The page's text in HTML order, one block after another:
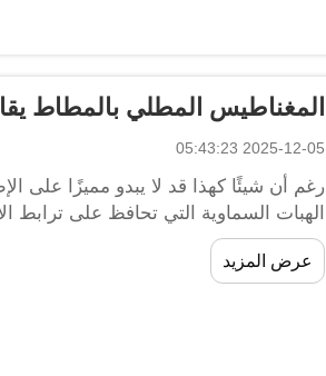
المغناطيس المطلي بالمطاط
2025-12-05 05:43:23
رغم أن شيئًا كهذا قد لا يبدو مميزًا على
الهبات السماوية التي تحافظ على ترابط
الصعبة. وتميّزها الخاص يتمثل في...
عرض المزيد